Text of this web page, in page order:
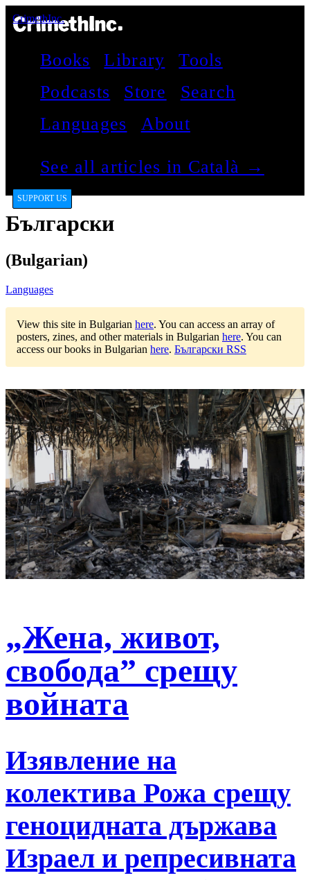
CrimethInc.
Books Library
Tools
Podcasts
Store
Search
Languages
About
See all articles in Català →
SUPPORT US
Български
(Bulgarian)
Languages
View this site in Bulgarian here. You can access an array of
posters, zines, and other materials in Bulgarian here. You can
access our books in Bulgarian here. Български RSS
„Жена, живот,
свобода” срещу
войната
Изявление на
колектива Рожа срещу
геноцидната държава
Израел и репресивната